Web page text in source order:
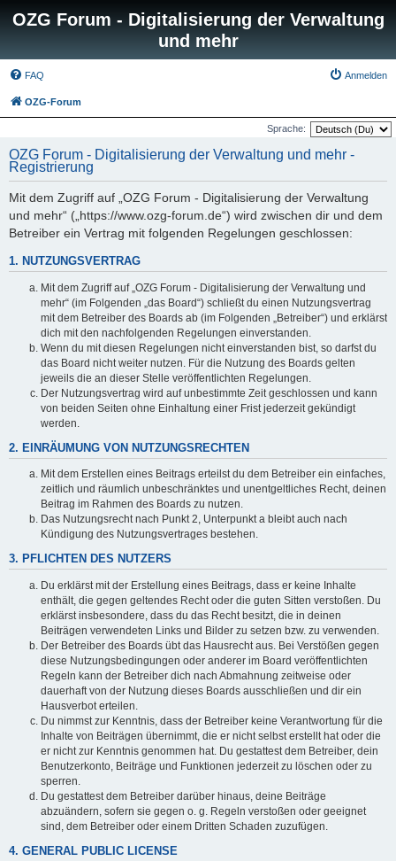
OZG Forum - Digitalisierung der Verwaltung
und mehr
FAQ Anmelden
OZG-Forum
Sprache:
OZG Forum - Digitalisierung der Verwaltung und mehr -
Registrierung
Mit dem Zugriff auf „OZG Forum - Digitalisierung der Verwaltung
und mehr“ („https://www.ozg-forum.de“) wird zwischen dir und dem
Betreiber ein Vertrag mit folgenden Regelungen geschlossen:
1. NUTZUNGSVERTRAG
Mit dem Zugriff auf „OZG Forum - Digitalisierung der Verwaltung und
mehr“ (im Folgenden „das Board“) schließt du einen Nutzungsvertrag
mit dem Betreiber des Boards ab (im Folgenden „Betreiber“) und erklärst
dich mit den nachfolgenden Regelungen einverstanden.
Wenn du mit diesen Regelungen nicht einverstanden bist, so darfst du
das Board nicht weiter nutzen. Für die Nutzung des Boards gelten
jeweils die an dieser Stelle veröffentlichten Regelungen.
Der Nutzungsvertrag wird auf unbestimmte Zeit geschlossen und kann
von beiden Seiten ohne Einhaltung einer Frist jederzeit gekündigt
werden.
2. EINRÄUMUNG VON NUTZUNGSRECHTEN
Mit dem Erstellen eines Beitrags erteilst du dem Betreiber ein einfaches,
zeitlich und räumlich unbeschränktes und unentgeltliches Recht, deinen
Beitrag im Rahmen des Boards zu nutzen.
Das Nutzungsrecht nach Punkt 2, Unterpunkt a bleibt auch nach
Kündigung des Nutzungsvertrages bestehen.
3. PFLICHTEN DES NUTZERS
Du erklärst mit der Erstellung eines Beitrags, dass er keine Inhalte
enthält, die gegen geltendes Recht oder die guten Sitten verstoßen. Du
erklärst insbesondere, dass du das Recht besitzt, die in deinen
Beiträgen verwendeten Links und Bilder zu setzen bzw. zu verwenden.
Der Betreiber des Boards übt das Hausrecht aus. Bei Verstößen gegen
diese Nutzungsbedingungen oder anderer im Board veröffentlichten
Regeln kann der Betreiber dich nach Abmahnung zeitweise oder
dauerhaft von der Nutzung dieses Boards ausschließen und dir ein
Hausverbot erteilen.
Du nimmst zur Kenntnis, dass der Betreiber keine Verantwortung für die
Inhalte von Beiträgen übernimmt, die er nicht selbst erstellt hat oder die
er nicht zur Kenntnis genommen hat. Du gestattest dem Betreiber, dein
Benutzerkonto, Beiträge und Funktionen jederzeit zu löschen oder zu
sperren.
Du gestattest dem Betreiber darüber hinaus, deine Beiträge
abzuändern, sofern sie gegen o. g. Regeln verstoßen oder geeignet
sind, dem Betreiber oder einem Dritten Schaden zuzufügen.
4. GENERAL PUBLIC LICENSE